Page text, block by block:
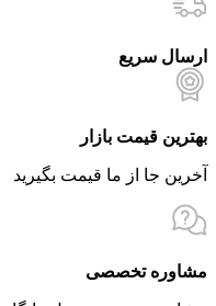
ارسال سریع
بهترین قیمت بازار
آخرین جا از ما قیمت بگیرید
مشاوره تخصصی